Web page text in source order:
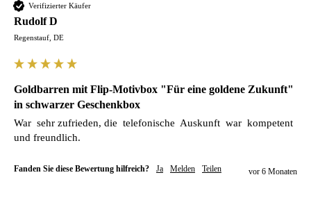
Verifizierter Käufer
Rudolf D
Regenstauf, DE
Goldbarren mit Flip-Motivbox "Für eine goldene Zukunft"
in schwarzer Geschenkbox
War  sehr zufrieden, die  telefonische  Auskunft  war  kompetent
und freundlich.
Fanden Sie diese Bewertung hilfreich? Ja Melden Teilen vor 6 Monaten